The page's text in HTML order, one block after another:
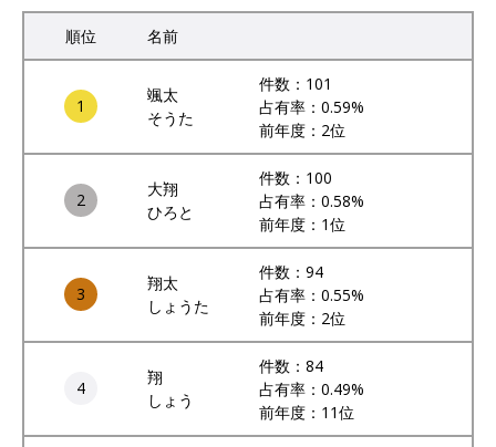
順位 名前
1
颯太
そうた
件数：101
占有率：0.59%
前年度：2位
2
大翔
ひろと
件数：100
占有率：0.58%
前年度：1位
3
翔太
しょうた
件数：94
占有率：0.55%
前年度：2位
4
翔
しょう
件数：84
占有率：0.49%
前年度：11位